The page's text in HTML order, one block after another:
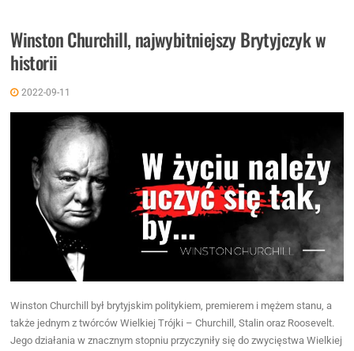
Winston Churchill, najwybitniejszy Brytyjczyk w
historii
2022-09-11
Winston Churchill był brytyjskim politykiem, premierem i mężem stanu, a
także jednym z twórców Wielkiej Trójki – Churchill, Stalin oraz Roosevelt.
Jego działania w znacznym stopniu przyczyniły się do zwycięstwa Wielkiej